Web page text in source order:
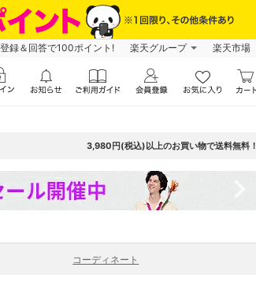
録＆回答で100ポイント! 楽天グループ 楽天市場
3,980円(税込)以上のお買い物で送料無料！
コーディネート